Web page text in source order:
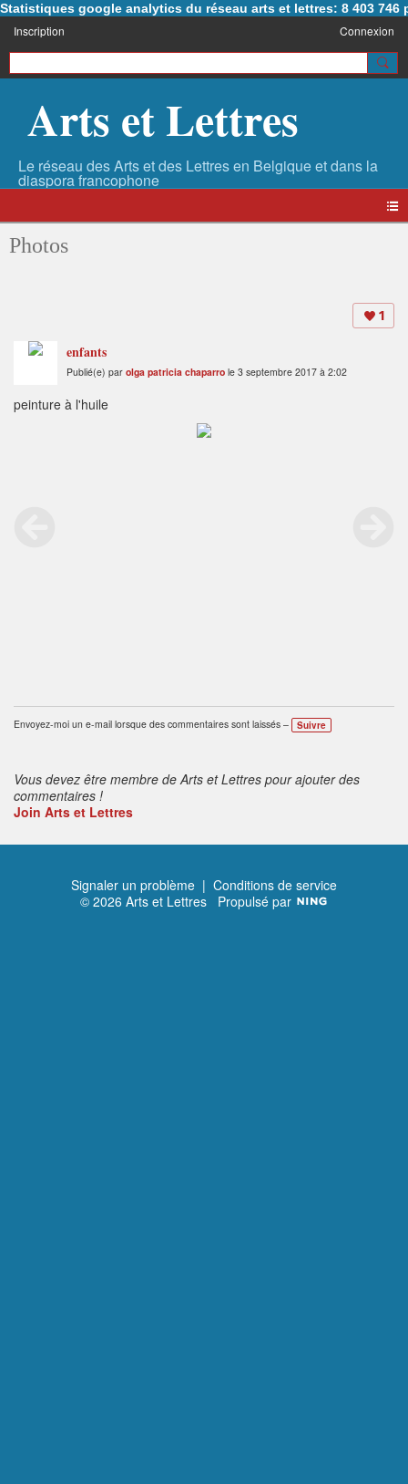
Statistiques google analytics du réseau arts et lettres: 8 403 746
Inscription Connexion
Arts et Lettres
Photos
1
enfants
Publié(e) par olga patricia chaparro le 3 septembre 2017 à 2:02
peinture à l'huile
Envoyez-moi un e-mail lorsque des commentaires sont laissés – Suivre
Vous devez être membre de Arts et Lettres pour ajouter des
commentaires !
Join Arts et Lettres
Signaler un problème | Conditions de service
© 2026 Arts et Lettres Propulsé par